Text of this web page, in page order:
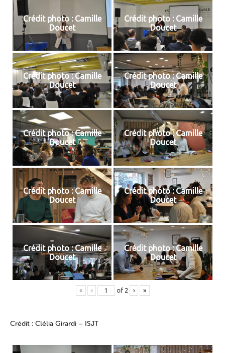
Crédit photo : Camille
Doucet
Crédit photo : Camille
Doucet
Crédit photo : Camille
Doucet
Crédit photo : Camille
Doucet
Crédit photo : Camille
Doucet
Crédit photo : Camille
Doucet
Crédit photo : Camille
Doucet
Crédit photo : Camille
Doucet
Crédit photo : Camille
Doucet
Crédit photo : Camille
Doucet
« ‹ of 2 › »
Crédit : Clélia Girardi – ISJT